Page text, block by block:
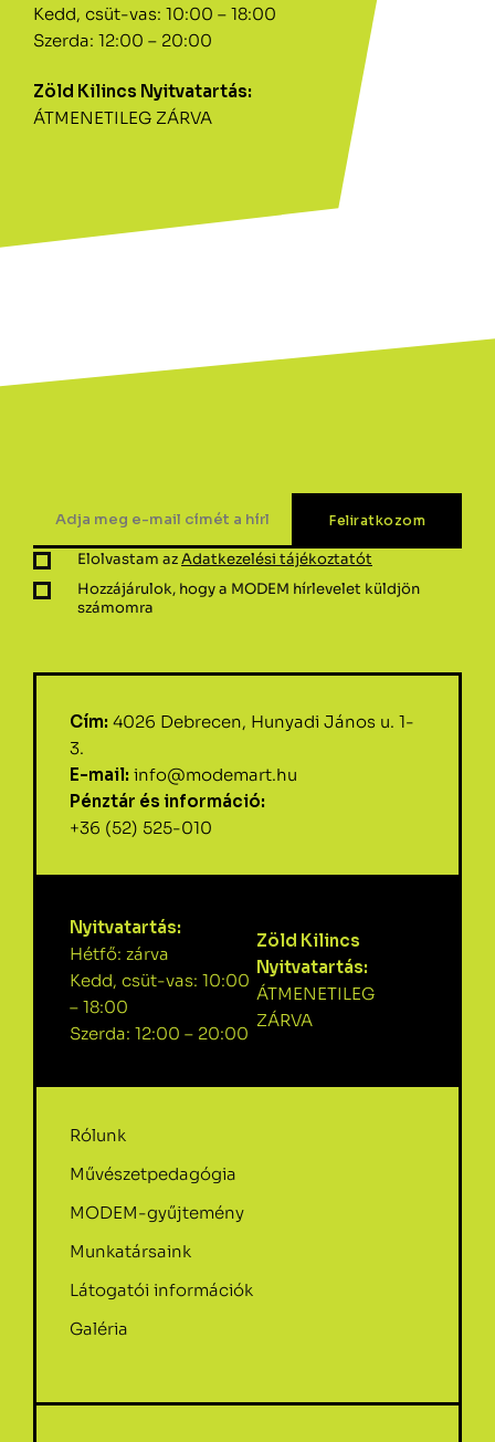
Kedd, csüt-vas: 10:00 – 18:00
Szerda: 12:00 – 20:00
Zöld Kilincs Nyitvatartás:
ÁTMENETILEG ZÁRVA
Elolvastam azAdatkezelési tájékoztatót
Hozzájárulok, hogy a MODEM hírlevelet küldjön
számomra
Cím: 4026 Debrecen, Hunyadi János u. 1-
3.
E-mail: info@modemart.hu
Pénztár és információ:
+36 (52) 525-010
Nyitvatartás:
Hétfő: zárva
Kedd, csüt-vas: 10:00
– 18:00
Szerda: 12:00 – 20:00
Zöld Kilincs
Nyitvatartás:
ÁTMENETILEG
ZÁRVA
Rólunk
Művészetpedagógia
MODEM-gyűjtemény
Munkatársaink
Látogatói információk
Galéria